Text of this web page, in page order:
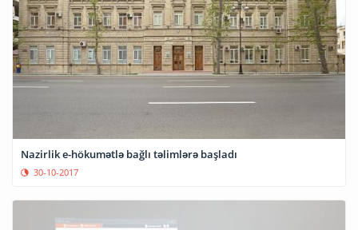
Nazirlik e-hökumətlə bağlı təlimlərə başladı
30-10-2017